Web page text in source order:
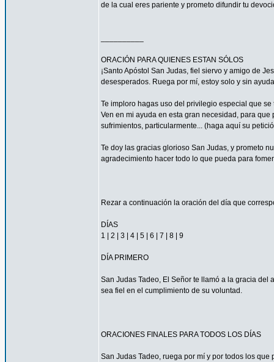
de la cual eres pariente y prometo difundir tu
ORACIÓN PARA QUIENES ESTAN SÓLOS
¡Santo Apóstol San Judas, fiel siervo y amigo de
desesperados. Ruega por mí, estoy solo y sin
Te imploro hagas uso del privilegio especial que
Ven en mi ayuda en esta gran necesidad, para
sufrimientos, particularmente... (haga aquí su
Te doy las gracias glorioso San Judas, y prometo
agradecimiento hacer todo lo que pueda para
Rezar a continuación la oración del día que
DÍAS
1 | 2 | 3 | 4 | 5 | 6 | 7 | 8 | 9
DÍA PRIMERO
San Judas Tadeo, El Señor te llamó a la gracia
sea fiel en el cumplimiento de su voluntad.
ORACIONES FINALES PARA TODOS LOS DÍAS
San Judas Tadeo, ruega por mí y por todos los que